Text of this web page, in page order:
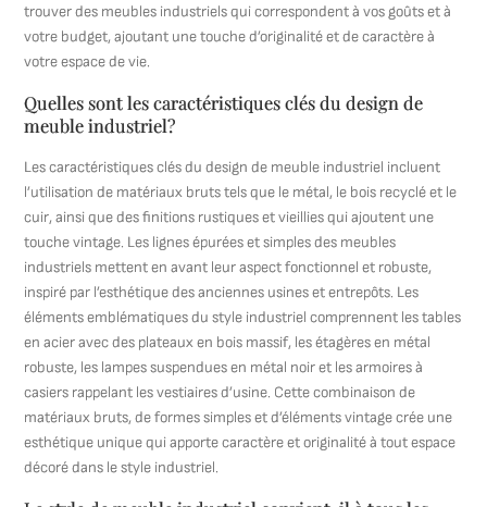
trouver des meubles industriels qui correspondent à vos goûts et à
votre budget, ajoutant une touche d’originalité et de caractère à
votre espace de vie.
Quelles sont les caractéristiques clés du design de
meuble industriel?
Les caractéristiques clés du design de meuble industriel incluent
l’utilisation de matériaux bruts tels que le métal, le bois recyclé et le
cuir, ainsi que des finitions rustiques et vieillies qui ajoutent une
touche vintage. Les lignes épurées et simples des meubles
industriels mettent en avant leur aspect fonctionnel et robuste,
inspiré par l’esthétique des anciennes usines et entrepôts. Les
éléments emblématiques du style industriel comprennent les tables
en acier avec des plateaux en bois massif, les étagères en métal
robuste, les lampes suspendues en métal noir et les armoires à
casiers rappelant les vestiaires d’usine. Cette combinaison de
matériaux bruts, de formes simples et d’éléments vintage crée une
esthétique unique qui apporte caractère et originalité à tout espace
décoré dans le style industriel.